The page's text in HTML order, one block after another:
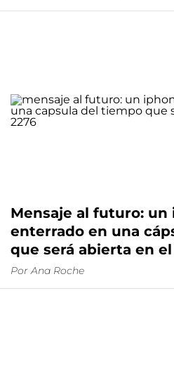
Mensaje al futuro: un
enterrado en una
que será abierta en el
Por Ana Roche